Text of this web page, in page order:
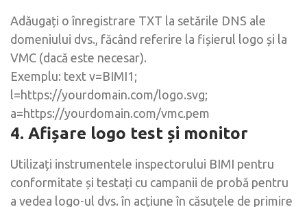
Adăugați o înregistrare TXT la setările DNS ale
domeniului dvs., făcând referire la fișierul logo și la
VMC (dacă este necesar).
Exemplu: text v=BIMI1;
l=https://yourdomain.com/logo.svg;
a=https://yourdomain.com/vmc.pem
4. Afișare logo test și monitor
Utilizați instrumentele inspectorului BIMI pentru
conformitate și testați cu campanii de probă pentru
a vedea logo-ul dvs. în acțiune în căsuțele de primire